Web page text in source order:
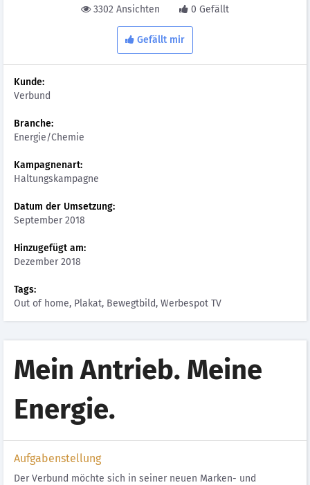
3302 Ansichten 0 Gefällt
Gefällt mir
Kunde:
Verbund
Branche:
Energie/Chemie
Kampagnenart:
Haltungskampagne
Datum der Umsetzung:
September 2018
Hinzugefügt am:
Dezember 2018
Tags:
Out of home, Plakat, Bewegtbild, Werbespot TV
Mein Antrieb. Meine
Energie.
Aufgabenstellung
Der Verbund möchte sich in seiner neuen Marken- und